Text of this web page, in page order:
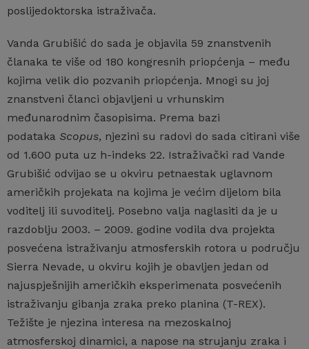
poslijedoktorska istraživača.
Vanda Grubišić do sada je objavila 59 znanstvenih
članaka te više od 180 kongresnih priopćenja – među
kojima velik dio pozvanih priopćenja. Mnogi su joj
znanstveni članci objavljeni u vrhunskim
međunarodnim časopisima. Prema bazi
podataka Scopus, njezini su radovi do sada citirani više
od 1.600 puta uz h-indeks 22. Istraživački rad Vande
Grubišić odvijao se u okviru petnaestak uglavnom
američkih projekata na kojima je većim dijelom bila
voditelj ili suvoditelj. Posebno valja naglasiti da je u
razdoblju 2003. – 2009. godine vodila dva projekta
posvećena istraživanju atmosferskih rotora u području
Sierra Nevade, u okviru kojih je obavljen jedan od
najuspješnijih američkih eksperimenata posvećenih
istraživanju gibanja zraka preko planina (T-REX).
Težište je njezina interesa na mezoskalnoj
atmosferskoj dinamici, a napose na strujanju zraka i